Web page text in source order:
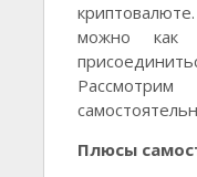
можно как
Плюсы